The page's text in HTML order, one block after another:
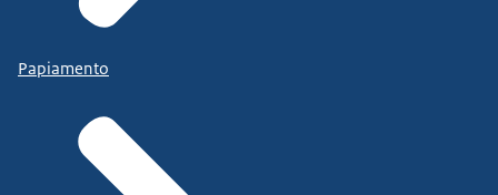
Papiamento